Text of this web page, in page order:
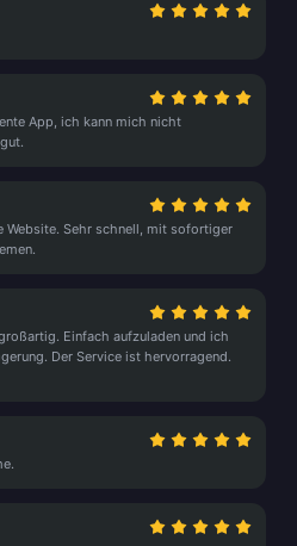
App, ich kann mich nicht
Website. Sehr schnell, mit sofortiger
Einfach aufzuladen und ich
Der Service ist hervorragend.